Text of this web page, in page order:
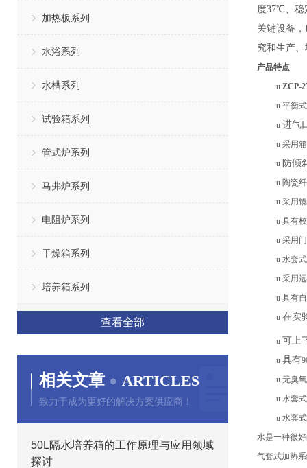
加热板系列
水浴系列
水槽系列
试验箱系列
管式炉系列
马弗炉系列
电阻炉系列
干燥箱系列
培养箱系列
查看全部
相关文章 ARTICLES
致力于成为更好的解决方案供应商！
50L隔水培养箱的工作原理与应用领域
探讨
度37℃、稳
关键设备
究和生产
产品特点
u ZCP-
u 平衡
u 进气
u 采用
u 防倾
u 陶瓷
u 采用
u 具有
u 采用
u 水套
u 采用
u 具有
u 在实
u 可上
u 具有
u 无臭
u 水套
u 水套
水是一种很
气套式加热